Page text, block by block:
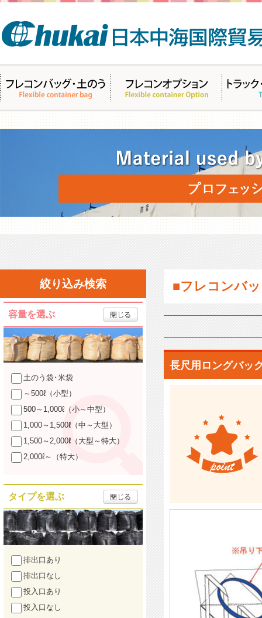
絞り込み検索
容量を選ぶ
土のう袋･米袋
～500ℓ（小型）
500～1,000ℓ（小～中型）
1,000～1,500ℓ（中～大型）
1,500～2,000ℓ（大型～特大）
2,000ℓ～（特大）
タイプを選ぶ
排出口あり
排出口なし
投入口あり
投入口なし
■フレコンバ
長尺用ロングバッ